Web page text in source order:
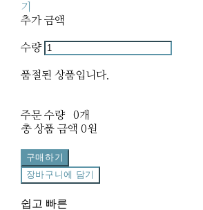
기
추가 금액
수량
품절된 상품입니다.
주문 수량
0개
총 상품 금액 0원
구매하기
장바구니에 담기
쉽고 빠른